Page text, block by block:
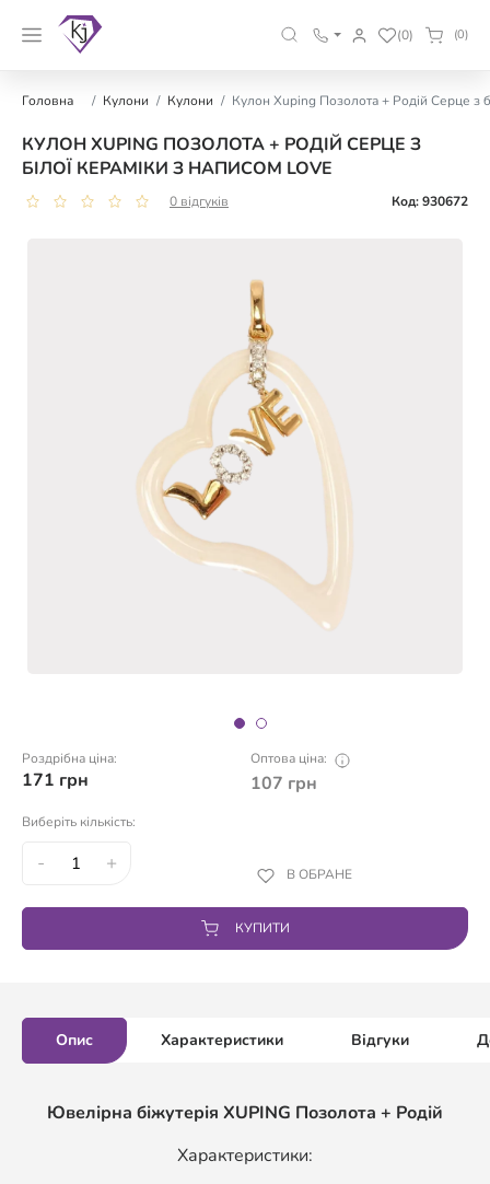
(0) (0)
Головна Кулони Кулони Кулон Xuping Позолота + Родій Серце з
КУЛОН XUPING ПОЗОЛОТА + РОДІЙ СЕРЦЕ З
БІЛОЇ КЕРАМІКИ З НАПИСОМ LOVE
0 відгуків Код: 930672
Роздрібна ціна:
171 грн
Оптова ціна:
107 грн
Виберіть кількість:
- + В ОБРАНЕ
КУПИТИ
Опис Характеристики Відгуки
Ювелірна біжутерія XUPING Позолота + Родій
Характеристики: